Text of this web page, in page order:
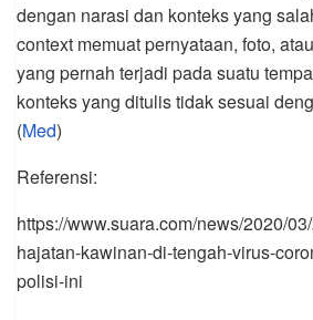
dengan narasi dan konteks yang
context memuat pernyataan, foto,
yang pernah terjadi pada suatu
konteks yang ditulis tidak sesuai
(Med)
Referensi:
https://www.suara.com/news/2020/
hajatan-kawinan-di-tengah-virus-
polisi-ini